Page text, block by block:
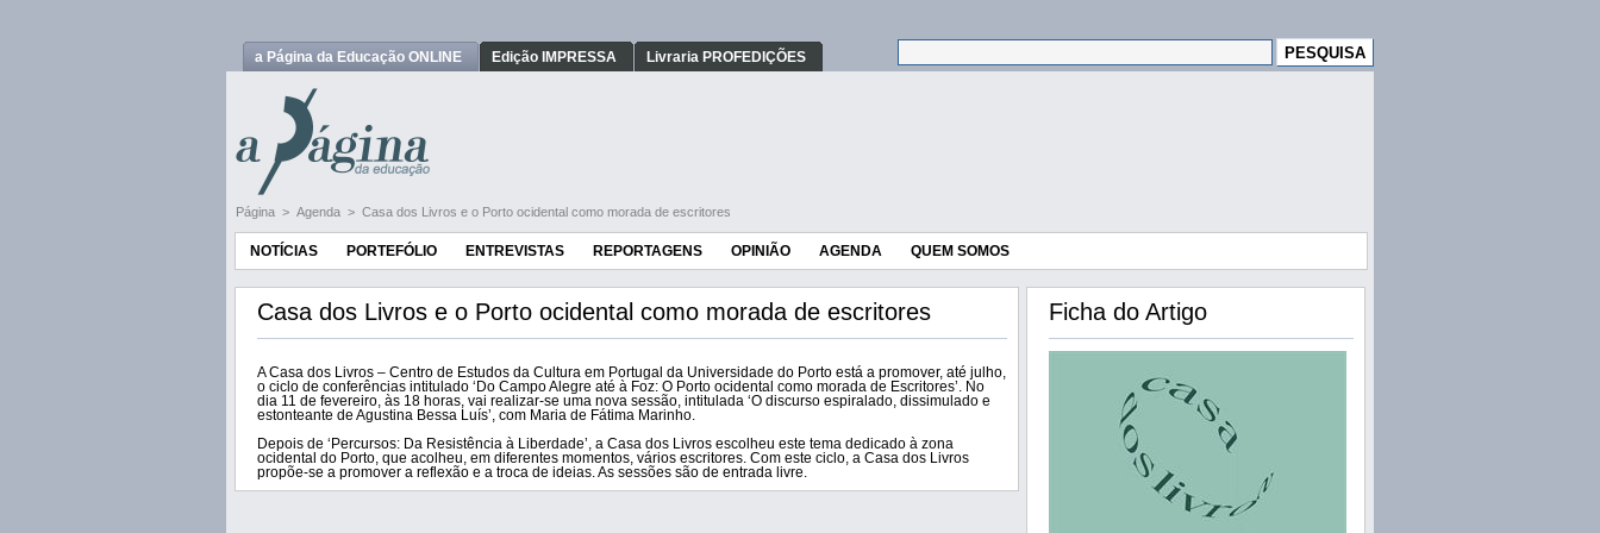
a Página da Educação ONLINE Edição IMPRESSA Livraria PROFEDIÇÕES
Página > Agenda > Casa dos Livros e o Porto ocidental como morada de escritores
NOTÍCIAS PORTEFÓLIO ENTREVISTAS REPORTAGENS OPINIÃO AGENDA QUEM SOMOS
Casa dos Livros e o Porto ocidental como morada de escritores
A Casa dos Livros – Centro de Estudos da Cultura em Portugal da Universidade do Porto está a promover, até julho,
o ciclo de conferências intitulado ‘Do Campo Alegre até à Foz: O Porto ocidental como morada de Escritores’. No
dia 11 de fevereiro, às 18 horas, vai realizar-se uma nova sessão, intitulada ‘O discurso espiralado, dissimulado e
estonteante de Agustina Bessa Luís’, com Maria de Fátima Marinho.
Depois de ‘Percursos: Da Resistência à Liberdade’, a Casa dos Livros escolheu este tema dedicado à zona
ocidental do Porto, que acolheu, em diferentes momentos, vários escritores. Com este ciclo, a Casa dos Livros
propõe-se a promover a reflexão e a troca de ideias. As sessões são de entrada livre.
Ficha do Artigo